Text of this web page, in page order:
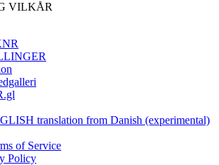
VILKÅR
translation from Danish (experimental)
of Service
Policy